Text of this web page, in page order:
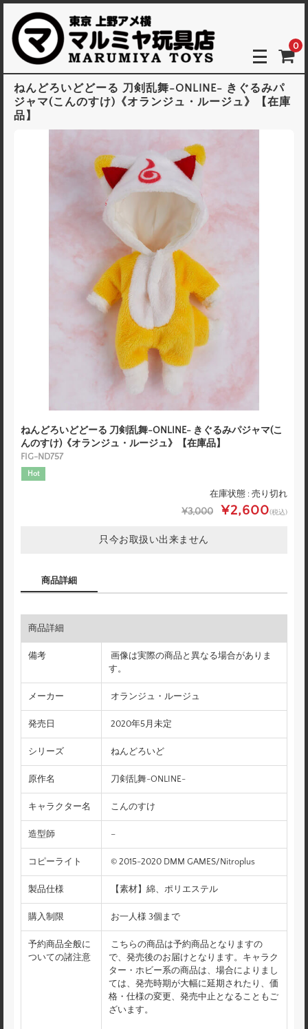
0
ねんどろいどどーる 刀剣乱舞-ONLINE- きぐるみパ
ジャマ(こんのすけ)《オランジュ・ルージュ》【在庫
品】
ねんどろいどどーる 刀剣乱舞-ONLINE- きぐるみパジャマ(こ
んのすけ)《オランジュ・ルージュ》【在庫品】
FIG-ND757
Hot
在庫状態 : 売り切れ
¥3,000 ¥2,600(税込)
只今お取扱い出来ません
商品詳細
商品詳細
備考
画像は実際の商品と異なる場合がありま
す。
メーカー オランジュ・ルージュ
発売日 2020年5月未定
シリーズ ねんどろいど
原作名 刀剣乱舞-ONLINE-
キャラクター名 こんのすけ
造型師 –
コピーライト © 2015-2020 DMM GAMES/Nitroplus
製品仕様 【素材】綿、ポリエステル
購入制限 お一人様 3個まで
予約商品全般に
ついての諸注意
こちらの商品は予約商品となりますの
で、発売後のお届けとなります。キャラク
ター・ホビー系の商品は、場合によりまし
ては、発売時期が大幅に延期されたり、価
格・仕様の変更、発売中止となることもご
ざいます。